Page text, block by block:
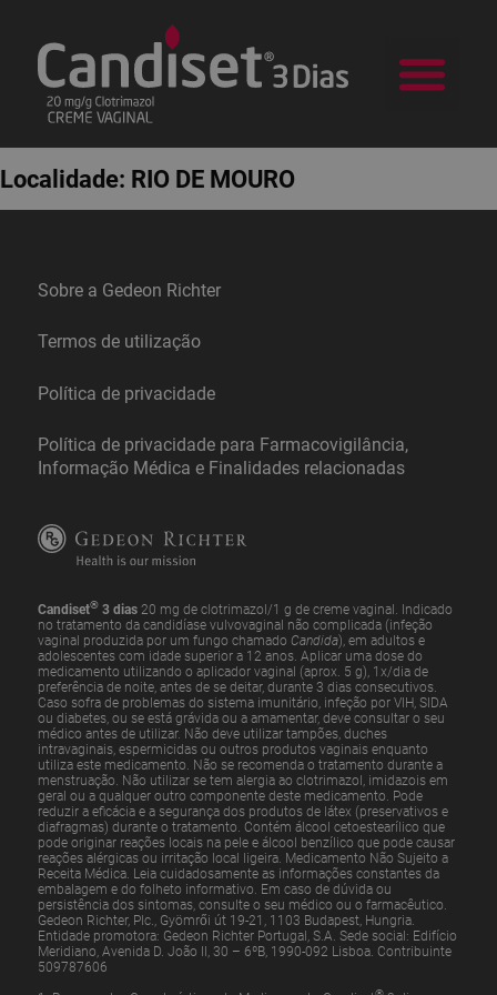
Localidade: RIO DE MOURO
Sobre a Gedeon Richter
Termos de utilização
Política de privacidade
Política de privacidade para Farmacovigilância,
Informação Médica e Finalidades relacionadas
Candiset®3 dias20 mg de clotrimazol/1 g de creme vaginal. Indicado
no tratamento da candidíase vulvovaginal não complicada (infeção
vaginal produzida por um fungo chamado Candida), em adultos e
adolescentes com idade superior a 12 anos. Aplicar uma dose do
medicamento utilizando o aplicador vaginal (aprox. 5 g), 1x/dia de
preferência de noite, antes de se deitar, durante 3 dias consecutivos.
Caso sofra de problemas do sistema imunitário, infeção por VIH, SIDA
ou diabetes, ou se está grávida ou a amamentar, deve consultar o seu
médico antes de utilizar. Não deve utilizar tampões, duches
intravaginais, espermicidas ou outros produtos vaginais enquanto
utiliza este medicamento. Não se recomenda o tratamento durante a
menstruação. Não utilizar se tem alergia ao clotrimazol, imidazois em
geral ou a qualquer outro componente deste medicamento. Pode
reduzir a eficácia e a segurança dos produtos de látex (preservativos e
diafragmas) durante o tratamento. Contém álcool cetoestearílico que
pode originar reações locais na pele e álcool benzílico que pode causar
reações alérgicas ou irritação local ligeira. Medicamento Não Sujeito a
Receita Médica. Leia cuidadosamente as informações constantes da
embalagem e do folheto informativo. Em caso de dúvida ou
persistência dos sintomas, consulte o seu médico ou o farmacêutico.
Gedeon Richter, Plc., Gyömrői út 19-21, 1103 Budapest, Hungria.
Entidade promotora: Gedeon Richter Portugal, S.A. Sede social: Edifício
Meridiano, Avenida D. João II, 30 – 6ºB, 1990-092 Lisboa. Contribuinte
509787606